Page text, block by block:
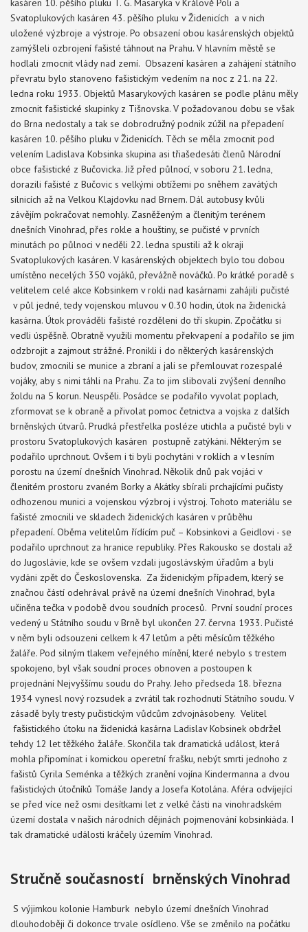
kasáren 10. pěšího pluku T. G. Masaryka v Králově Poli a
Svatoplukových kasáren 43. pěšího pluku v Židenicích a v nich
uložené výzbroje a výstroje. Po obsazení obou kasárenských objektů
zamýšleli ozbrojení fašisté táhnout na Prahu. V hlavním městě se
hodlali zmocnit vlády nad zemí. Obsazení kasáren a zahájení státního
převratu bylo stanoveno fašistickým vedením na noc z 21. na 22.
ledna roku 1933. Objektů Masarykových kasáren se podle plánu měly
zmocnit fašistické skupinky z Tišnovska. V požadovanou dobu se však
do Brna nedostaly a tak se dobrodružný podnik zúžil na přepadení
kasáren 10. pěšího pluku v Židenicích. Těch se měla zmocnit pod
velením Ladislava Kobsinka skupina asi třiašedesáti členů Národní
obce fašistické z Bučovicka. Již před půlnocí, v soboru 21. ledna,
dorazili fašisté z Bučovic s velkými obtížemi po sněhem zavátých
silnicích až na Velkou Klajdovku nad Brnem. Dál autobusy kvůli
závějím pokračovat nemohly. Zasněženým a členitým terénem
dnešních Vinohrad, přes rokle a houštiny, se pučisté v prvních
minutách po půlnoci v neděli 22. ledna spustili až k okraji
Svatoplukových kasáren. V kasárenských objektech bylo tou dobou
umístěno necelých 350 vojáků, převážně nováčků. Po krátké poradě s
velitelem celé akce Kobsinkem v rokli nad kasárnami zahájili pučisté
v půl jedné, tedy vojenskou mluvou v 0.30 hodin, útok na židenická
kasárna. Útok prováděli fašisté rozděleni do tří skupin. Zpočátku si
vedli úspěšně. Obratně využili momentu překvapení a podařilo se jim
odzbrojit a zajmout strážné. Pronikli i do některých kasárenských
budov, zmocnili se munice a zbraní a jali se přemlouvat rozespalé
vojáky, aby s nimi táhli na Prahu. Za to jim slibovali zvýšení denního
žoldu na 5 korun. Neuspěli. Posádce se podařilo vyvolat poplach,
zformovat se k obraně a přivolat pomoc četnictva a vojska z dalších
brněnských útvarů. Prudká přestřelka posléze utichla a pučisté byli v
prostoru Svatoplukových kasáren postupně zatýkáni. Některým se
podařilo uprchnout. Ovšem i ti byli pochytáni v roklích a v lesním
porostu na území dnešních Vinohrad. Několik dnů pak vojáci v
členitém prostoru zvaném Borky a Akátky sbírali prchajícími pučisty
odhozenou munici a vojenskou výzbroj i výstroj. Tohoto materiálu se
fašisté zmocnili ve skladech židenických kasáren v průběhu
přepadení. Oběma velitelům řídícím puč – Kobsinkovi a Geidlovi - se
podařilo uprchnout za hranice republiky. Přes Rakousko se dostali až
do Jugoslávie, kde se ovšem vzdali jugoslávským úřadům a byli
vydáni zpět do Československa. Za židenickým případem, který se
značnou částí odehrával právě na území dnešních Vinohrad, byla
učiněna tečka v podobě dvou soudních procesů. První soudní proces
vedený u Státního soudu v Brně byl ukončen 27. června 1933. Pučisté
v něm byli odsouzeni celkem k 47 letům a pěti měsícům těžkého
žaláře. Pod silným tlakem veřejného mínění, které nebylo s trestem
spokojeno, byl však soudní proces obnoven a postoupen k
projednání Nejvyššímu soudu do Prahy. Jeho předseda 18. března
1934 vynesl nový rozsudek a zvrátil tak rozhodnutí Státního soudu. V
zásadě byly tresty pučistickým vůdcům zdvojnásobeny. Velitel
fašistického útoku na židenická kasárna Ladislav Kobsinek obdržel
tehdy 12 let těžkého žaláře. Skončila tak dramatická událost, která
mohla připomínat i komickou operetní frašku, nebýt smrti jednoho z
fašistů Cyrila Seménka a těžkých zranění vojína Kindermanna a dvou
fašistických útočníků Tomáše Jandy a Josefa Kotolána. Aféra odvíjející
se před více než osmi desítkami let z velké části na vinohradském
území dostala v našich národních dějinách pojmenování kobsinkiáda. I
tak dramatické události kráčely územím Vinohrad.
Stručně současností brněnských Vinohrad
S výjimkou kolonie Hamburk nebylo území dnešních Vinohrad
dlouhodoběji či dokonce trvale osídleno. Vše se změnilo na počátku